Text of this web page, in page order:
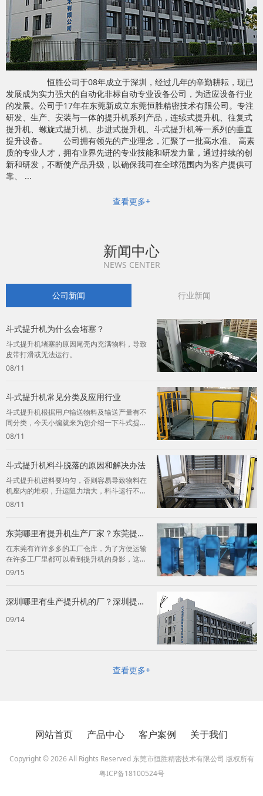
恒胜公司于08年成立于深圳，经过几年的辛勤耕耘，现已
发展成为实力强大的自动化非标自动专业设备公司，为适应设备行业
的发展。公司于17年在东莞新成立东莞恒胜精密技术有限公司。专注
研发、生产、安装与一体的提升机系列产品，连续式提升机、往复式
提升机、螺旋式提升机、步进式提升机、斗式提升机等一系列的垂直
提升设备。 公司拥有领先的产业理念，汇聚了一批高水准、 高素
质的专业人才，拥有业界先进的专业技能和研发力量，通过持续的创
新和研发，不断使产品升级，以确保我司在全球范围内为客户提供可
靠、 ...
查看更多+
新闻中心
NEWS CENTER
公司新闻 行业新闻
斗式提升机为什么会堵塞？
斗式提升机堵塞的原因尾壳内充满物料，导致
皮带打滑或无法运行。
08/11
斗式提升机常见分类及应用行业
斗式提升机根据用户输送物料及输送产量有不
同分类，今天小编就来为您介绍一下斗式提升
机的常见分类及应用。
08/11
斗式提升机料斗脱落的原因和解决办法
斗式提升机进料要均匀，否则容易导致物料在
机座内的堆积，升运阻力增大，料斗运行不
畅，终造成料斗脱落。
08/11
东莞哪里有提升机生产厂家？东莞提升
机生产厂家推荐！
在东莞有许许多多的工厂仓库，为了方便运输
在许多工厂里都可以看到提升机的身影，这个
快捷的工具也是为许多老板节约了不少的成
09/15
深圳哪里有生产提升机的厂？深圳提升
机生产厂家！
09/14
查看更多+
网站首页 产品中心 客户案例 关于我们
Copyright © 2026 All Rights Reserved 东莞市恒胜精密技术有限公司 版权所有
粤ICP备18100524号